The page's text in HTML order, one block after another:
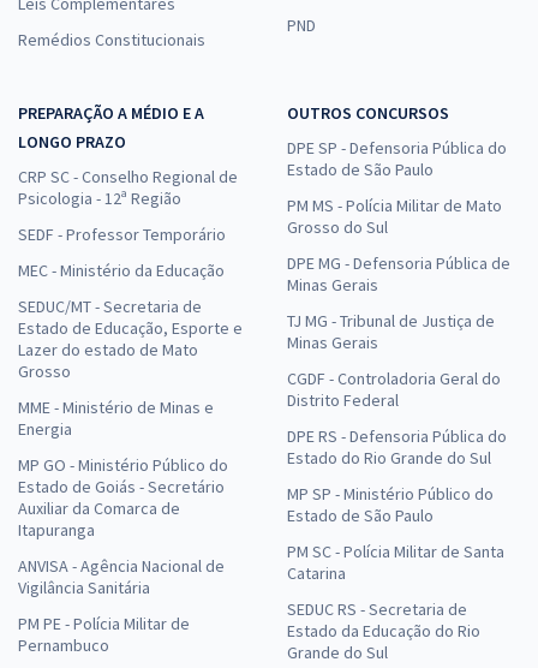
Remédios Constitucionais
PND
PREPARAÇÃO A MÉDIO E A
LONGO PRAZO
CRP SC - Conselho Regional de
Psicologia - 12ª Região
SEDF - Professor Temporário
MEC - Ministério da Educação
SEDUC/MT - Secretaria de
Estado de Educação, Esporte e
Lazer do estado de Mato
Grosso
MME - Ministério de Minas e
Energia
MP GO - Ministério Público do
Estado de Goiás - Secretário
Auxiliar da Comarca de
Itapuranga
ANVISA - Agência Nacional de
Vigilância Sanitária
PM PE - Polícia Militar de
Pernambuco
OUTROS CONCURSOS
DPE SP - Defensoria Pública do
Estado de São Paulo
PM MS - Polícia Militar de Mato
Grosso do Sul
DPE MG - Defensoria Pública de
Minas Gerais
TJ MG - Tribunal de Justiça de
Minas Gerais
CGDF - Controladoria Geral do
Distrito Federal
DPE RS - Defensoria Pública do
Estado do Rio Grande do Sul
MP SP - Ministério Público do
Estado de São Paulo
PM SC - Polícia Militar de Santa
Catarina
SEDUC RS - Secretaria de
Estado da Educação do Rio
Grande do Sul